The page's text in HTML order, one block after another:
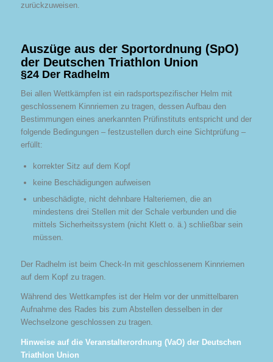
zurückzuweisen.
Auszüge aus der Sportordnung (SpO)
der Deutschen Triathlon Union
§24 Der Radhelm
Bei allen Wettkämpfen ist ein radsportspezifischer Helm mit
geschlossenem Kinnriemen zu tragen, dessen Aufbau den
Bestimmungen eines anerkannten Prüfinstituts entspricht und der
folgende Bedingungen – festzustellen durch eine Sichtprüfung –
erfüllt:
korrekter Sitz auf dem Kopf
keine Beschädigungen aufweisen
unbeschädigte, nicht dehnbare Halteriemen, die an
mindestens drei Stellen mit der Schale verbunden und die
mittels Sicherheitssystem (nicht Klett o. ä.) schließbar sein
müssen.
Der Radhelm ist beim Check-In mit geschlossenem Kinnriemen
auf dem Kopf zu tragen.
Während des Wettkampfes ist der Helm vor der unmittelbaren
Aufnahme des Rades bis zum Abstellen desselben in der
Wechselzone geschlossen zu tragen.
Hinweise auf die Veranstalterordnung (VaO) der Deutschen
Triathlon Union